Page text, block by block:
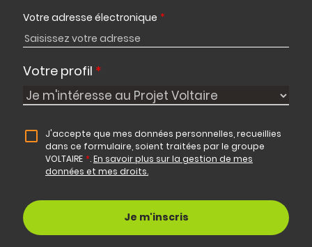
Votre adresse électronique *
Votre profil *
J'accepte que mes données personnelles, recueillies
dans ce formulaire, soient traitées par le groupe
VOLTAIRE *.En savoir plus sur la gestion de mes
données et mes droits.